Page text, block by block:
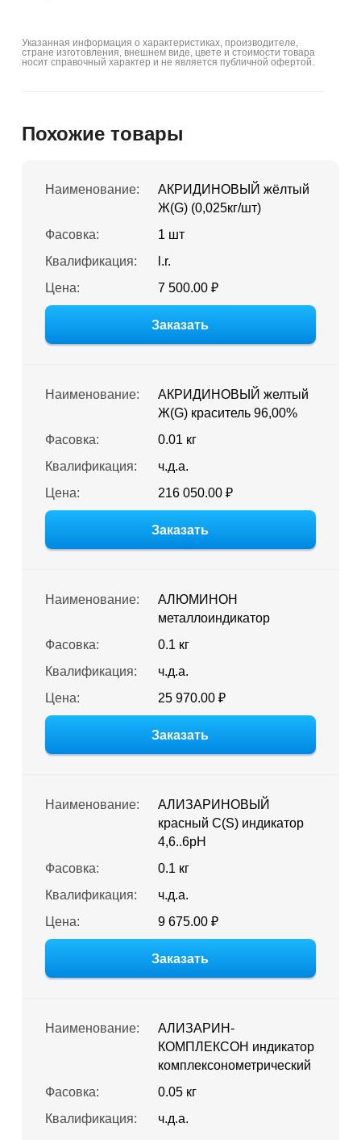
Указанная информация о характеристиках, производителе,
стране изготовления, внешнем виде, цвете и стоимости товара
носит справочный характер и не является публичной офертой.
Похожие товары
Наименование:
АКРИДИНОВЫЙ жёлтый
Ж(G) (0,025кг/шт)
Фасовка:
1 шт
Квалификация:
l.r.
Цена:
7 500.00 ₽
Заказать
Наименование:
АКРИДИНОВЫЙ желтый
Ж(G) краситель 96,00%
Фасовка:
0.01 кг
Квалификация:
ч.д.а.
Цена:
216 050.00 ₽
Заказать
Наименование:
АЛЮМИНОН
металлоиндикатор
Фасовка:
0.1 кг
Квалификация:
ч.д.а.
Цена:
25 970.00 ₽
Заказать
Наименование:
АЛИЗАРИНОВЫЙ
красный С(S) индикатор
4,6..6pH
Фасовка:
0.1 кг
Квалификация:
ч.д.а.
Цена:
9 675.00 ₽
Заказать
Наименование:
АЛИЗАРИН-
КОМПЛЕКСОН индикатор
комплексонометрический
Фасовка:
0.05 кг
Квалификация:
ч.д.а.